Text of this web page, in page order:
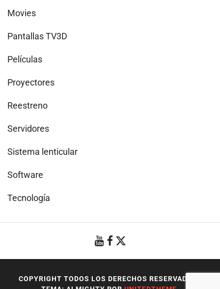
Movies
Pantallas TV3D
Películas
Proyectores
Reestreno
Servidores
Sistema lenticular
Software
Tecnología
COPYRIGHT TODOS LOS DERECHOS RESERVADOS